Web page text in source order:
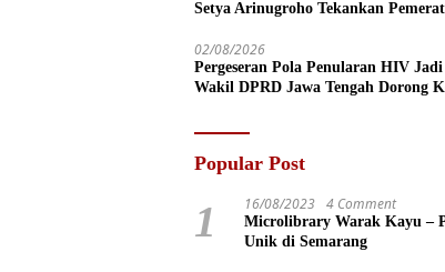
Setya Arinugroho Tekankan
02/08/2026
Pergeseran Pola Penularan HIV
Wakil DPRD Jawa Tengah Dorong
Popular Post
1 16/08/2023 4 Comment
Microlibrary Warak Kayu –
Unik di Semarang